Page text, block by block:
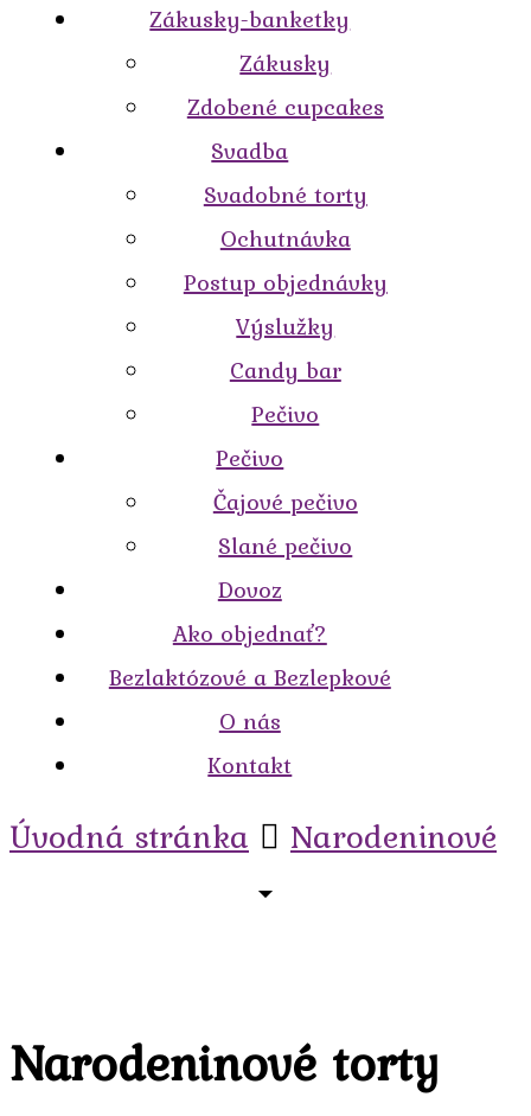
Zákusky-banketky
Zákusky
Zdobené cupcakes
Svadba
Svadobné torty
Ochutnávka
Postup objednávky
Výslužky
Candy bar
Pečivo
Pečivo
Čajové pečivo
Slané pečivo
Dovoz
Ako objednať?
Bezlaktózové a Bezlepkové
O nás
Kontakt
Úvodná stránka Narodeninové
Narodeninové torty